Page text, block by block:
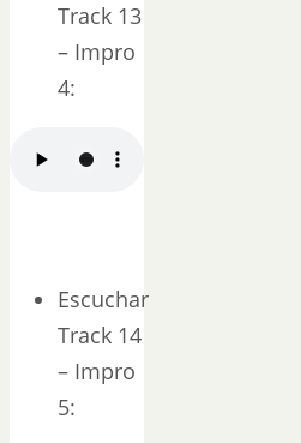
Track 13
– Impro
4:
Escuchar
Track 14
– Impro
5: